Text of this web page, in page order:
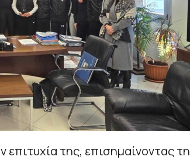
της, επισημαίνοντας τη